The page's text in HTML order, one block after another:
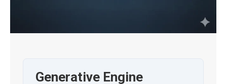
Generative Engine